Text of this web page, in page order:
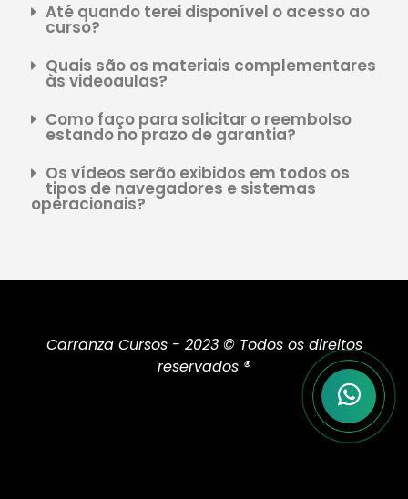
Até quando terei disponível o acesso ao
curso?
Quais são os materiais complementares
às videoaulas?
Como faço para solicitar o reembolso
estando no prazo de garantia?
Os vídeos serão exibidos em todos os
tipos de navegadores e sistemas
operacionais?
Carranza Cursos - 2023 © Todos os direitos
reservados ®